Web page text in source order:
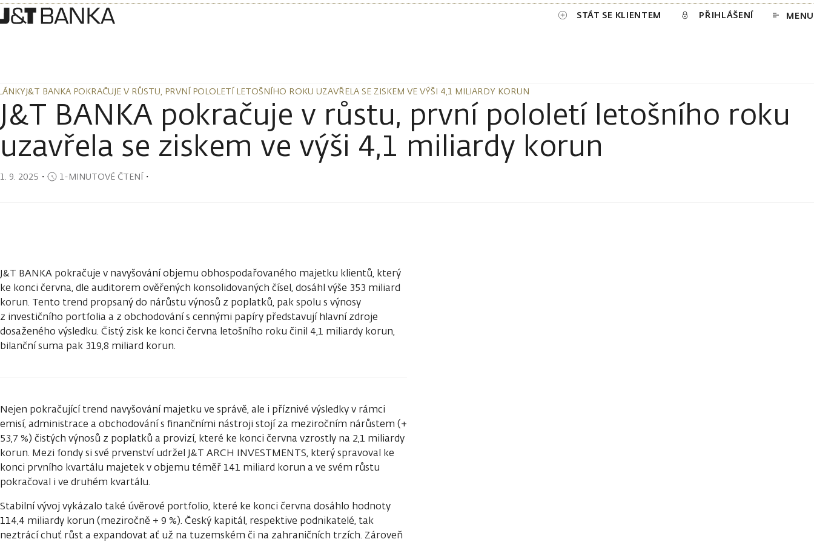
STÁT SE KLIENTEM PŘIHLÁŠENÍ MENU
J&T BANKA POKRAČUJE V RŮSTU, PRVNÍ POLOLETÍ LETOŠNÍHO ROKU UZAVŘELA SE ZISKEM VE VÝŠI 4,1 MILIARDY KORUN
J&T BANKA POKRAČUJE V RŮSTU, PRVNÍ POLOLETÍ LETOŠNÍHO ROKU UZAVŘELA SE ZISKEM VE VÝŠI 4,1 MILIARDY KORUN
J&T BANKA pokračuje v růstu, první pololetí letošního roku
uzavřela se ziskem ve výši 4,1 miliardy korun
1. 9. 2025 ・ 1-MINUTOVÉ ČTENÍ・
J&T BANKA pokračuje v navyšování objemu obhospodařovaného majetku klientů, který
ke konci června, dle auditorem ověřených konsolidovaných čísel, dosáhl výše 353 miliard
korun. Tento trend propsaný do nárůstu výnosů z poplatků, pak spolu s výnosy
z investičního portfolia a z obchodování s cennými papíry představují hlavní zdroje
dosaženého výsledku. Čistý zisk ke konci června letošního roku činil 4,1 miliardy korun,
bilanční suma pak 319,8 miliard korun.
Nejen pokračující trend navyšování majetku ve správě, ale i příznivé výsledky v rámci
emisí, administrace a obchodování s finančními nástroji stojí za meziročním nárůstem (+
53,7 %) čistých výnosů z poplatků a provizí, které ke konci června vzrostly na 2,1 miliardy
korun. Mezi fondy si své prvenství udržel J&T ARCH INVESTMENTS, který spravoval ke
konci prvního kvartálu majetek v objemu téměř 141 miliard korun a ve svém růstu
pokračoval i ve druhém kvartálu.
Stabilní vývoj vykázalo také úvěrové portfolio, které ke konci června dosáhlo hodnoty
114,4 miliardy korun (meziročně + 9 %). Český kapitál, respektive podnikatelé, tak
neztrácí chuť růst a expandovat ať už na tuzemském či na zahraničních trzích. Zároveň